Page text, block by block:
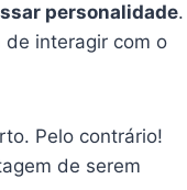
personalidade.
de interagir com o
Pelo contrário!
de serem